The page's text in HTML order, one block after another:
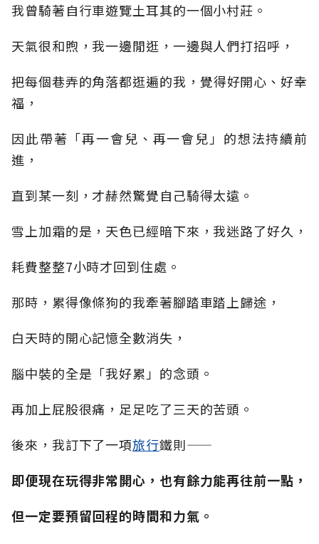
我曾騎著自行車遊覽土耳其的一個小村莊。
天氣很和煦，我一邊閒逛，一邊與人們打招呼，
把每個巷弄的角落都逛遍的我，覺得好開心、好幸
福，
因此帶著「再一會兒、再一會兒」的想法持續前
進，
直到某一刻，才赫然驚覺自己騎得太遠。
雪上加霜的是，天色已經暗下來，我迷路了好久，
耗費整整7小時才回到住處。
那時，累得像條狗的我牽著腳踏車踏上歸途，
白天時的開心記憶全數消失，
腦中裝的全是「我好累」的念頭。
再加上屁股很痛，足足吃了三天的苦頭。
後來，我訂下了一項旅行鐵則——
即便現在玩得非常開心，也有餘力能再往前一點，
但一定要預留回程的時間和力氣。